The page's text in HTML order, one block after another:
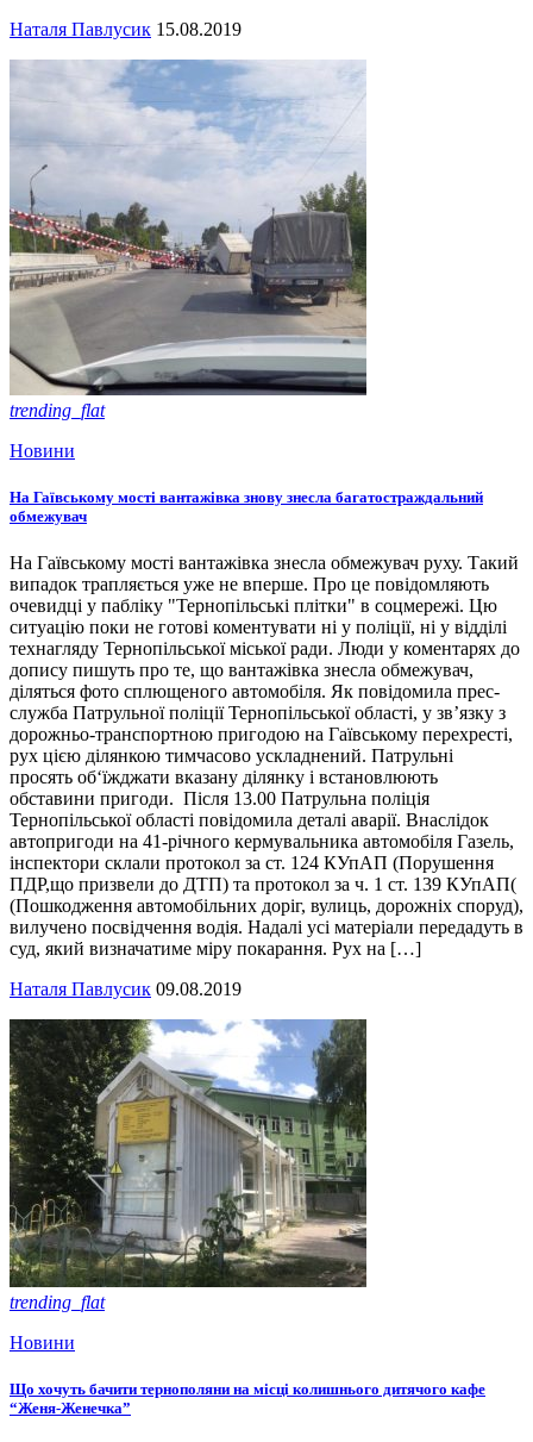
Наталя Павлусик 15.08.2019
trending_flat
Новини
На Гаївському мості вантажівка знову знесла багатостраждальний
обмежувач
На Гаївському мості вантажівка знесла обмежувач руху. Такий
випадок трапляється уже не вперше. Про це повідомляють
очевидці у пабліку "Тернопільські плітки" в соцмережі. Цю
ситуацію поки не готові коментувати ні у поліції, ні у відділі
технагляду Тернопільської міської ради. Люди у коментарях до
допису пишуть про те, що вантажівка знесла обмежувач,
діляться фото сплющеного автомобіля. Як повідомила прес-
служба Патрульної поліції Тернопільської області, у зв’язку з
дорожньо-транспортною пригодою на Гаївському перехресті,
рух цією ділянкою тимчасово ускладнений. Патрульні
просять об‘їжджати вказану ділянку і встановлюють
обставини пригоди. Після 13.00 Патрульна поліція
Тернопільської області повідомила деталі аварії. Внаслідок
автопригоди на 41-річного кермувальника автомобіля Газель,
інспектори склали протокол за ст. 124 КУпАП (Порушення
ПДР,що призвели до ДТП) та протокол за ч. 1 ст. 139 КУпАП(
(Пошкодження автомобільних доріг, вулиць, дорожніх споруд),
вилучено посвідчення водія. Надалі усі матеріали передадуть в
суд, який визначатиме міру покарання. Рух на […]
Наталя Павлусик 09.08.2019
trending_flat
Новини
Що хочуть бачити тернополяни на місці колишнього дитячого кафе
“Женя-Женечка”